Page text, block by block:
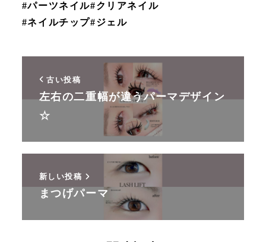
#パーツネイル#クリアネイル
#ネイルチップ#ジェル
古い投稿
左右の二重幅が違うパーマデザイン
☆
新しい投稿
まつげパーマ